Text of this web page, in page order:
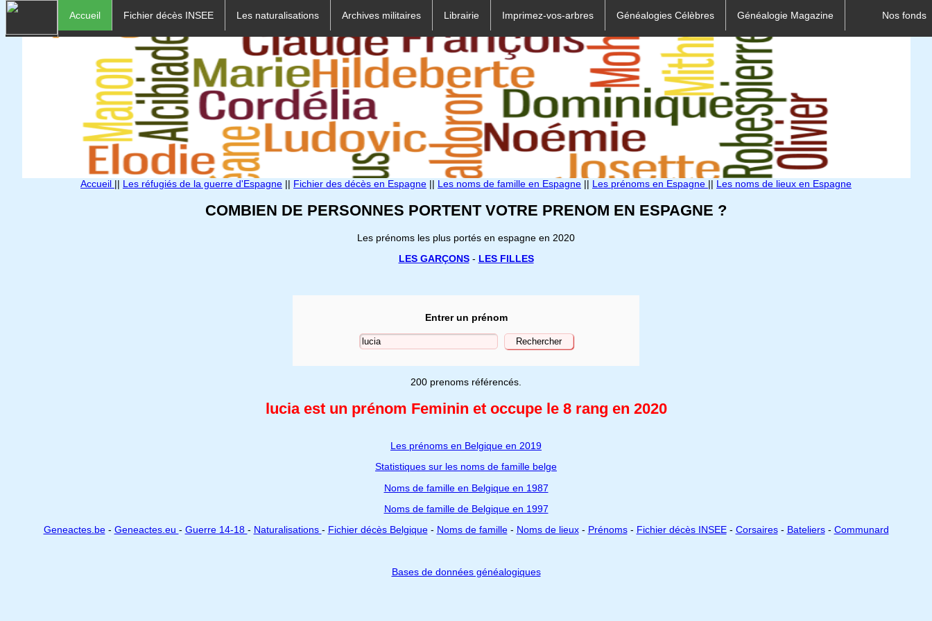
Accueil Fichier décès INSEE Les naturalisations Archives militaires Librairie Imprimez-vos-arbres Généalogies Célèbres Généalogie Magazine Nos fonds
Accueil || Les réfugiés de la guerre d'Espagne || Fichier des décès en Espagne || Les noms de famille en Espagne || Les prénoms en Espagne || Les noms de lieux en Espagne
COMBIEN DE PERSONNES PORTENT VOTRE PRENOM EN ESPAGNE ?
Les prénoms les plus portés en espagne en 2020
LES GARÇONS- LES FILLES
Entrer un prénom
200 prenoms référencés.
lucia est un prénom Feminin et occupe le 8 rang en 2020
Les prénoms en Belgique en 2019
Statistiques sur les noms de famille belge
Noms de famille en Belgique en 1987
Noms de famille de Belgique en 1997
Geneactes.be- Geneactes.eu - Guerre 14-18 - Naturalisations - Fichier décès Belgique- Noms de famille- Noms de lieux- Prénoms- Fichier décès INSEE- Corsaires- Bateliers- Communard
Bases de données généalogiques